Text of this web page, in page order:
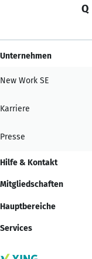
Q
Unternehmen
New Work SE
Karriere
Presse
Hilfe & Kontakt
Mitgliedschaften
Hauptbereiche
Services